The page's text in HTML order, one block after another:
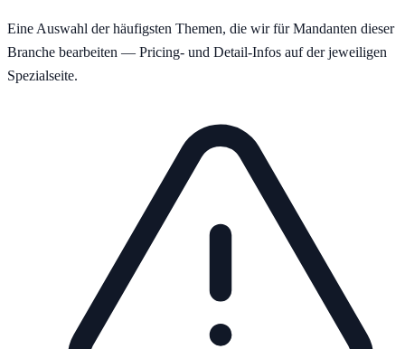
Eine Auswahl der häufigsten Themen, die wir für Mandanten dieser
Branche bearbeiten — Pricing- und Detail-Infos auf der jeweiligen
Spezialseite.